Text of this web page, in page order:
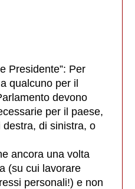
Presidente”: Per
qualcuno per il
devono
per il paese,
di sinistra, o
ancora una volta
(su cui lavorare
personali!) e non